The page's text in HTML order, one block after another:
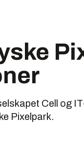
Cell og
Pixelpark.